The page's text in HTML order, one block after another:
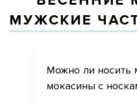
МУЖСКИЕ
Можно ли носить
мокасины с